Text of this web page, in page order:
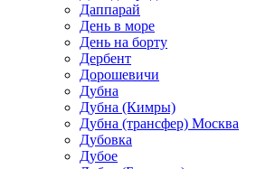
Даппарай
День в море
День на борту
Дербент
Дорошевичи
Дубна
Дубна (Кимры)
Дубна (трансфер) Москва
Дубовка
Дубое